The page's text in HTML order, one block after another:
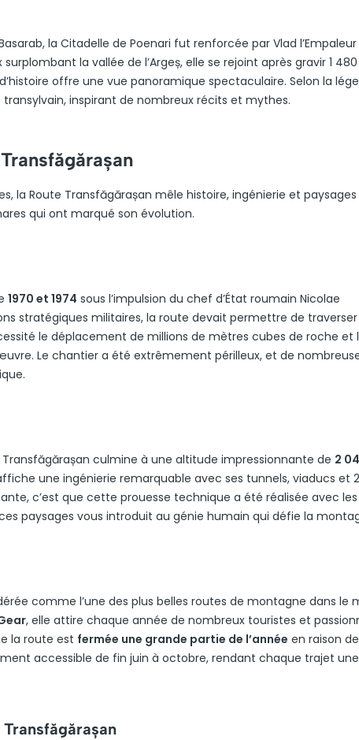
la Citadelle de Poenari fut renforcée par Vlad l’Empaleur
la vallée de l’Argeș, elle se rejoint après gravir 1 480
offre une vue panoramique spectaculaire. Selon la
inspirant de nombreux récits et mythes.
la Route Transfăgărașan mêle histoire, ingénierie et paysages
qui ont marqué son évolution.
1970 et 1974 sous l’impulsion du chef d’État roumain Nicolae
stratégiques militaires, la route devait permettre de traverser
le déplacement de millions de mètres cubes de roche et
Le chantier a été extrêmement périlleux, et de
Transfăgărașan culmine à une altitude impressionnante de 2
une ingénierie remarquable avec ses tunnels, viaducs et
c’est que cette prouesse technique a été réalisée avec les
paysages vous introduit au génie humain qui défie la
comme l’une des plus belles routes de montagne dans le
, elle attire chaque année de nombreux touristes et
la route est fermée une grande partie de l’année en raison de
accessible de fin juin à octobre, rendant chaque trajet une